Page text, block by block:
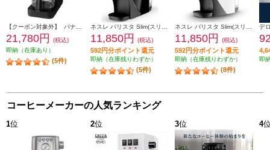
21,780円
(税込)
即納（在庫あり）
(5件)
11,850円 (税込)
592円分ポイント還元
即納（在庫残りわずか）
(5件)
11,850円 (税込)
592円分ポイント還元
即納（在庫残りわずか）
(8件)
即
コーヒーメーカーの人気ランキング
1位 2位 3位 4